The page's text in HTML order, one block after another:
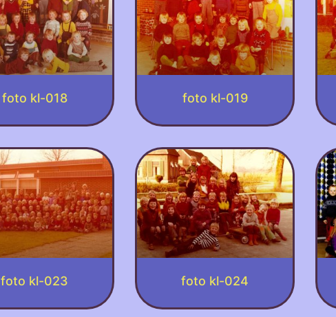
foto kl-018 foto kl-019
foto kl-023 foto kl-024